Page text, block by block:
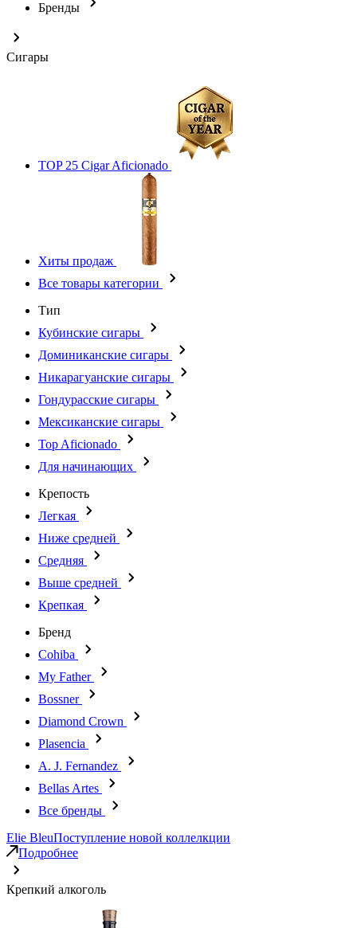
Бренды
Сигары
TOP 25 Cigar Aficionado
Хиты продаж
Все товары категории
Тип
Кубинские сигары
Доминиканские сигары
Никарагуанские сигары
Гондурасские сигары
Мексиканские сигары
Top Aficionado
Для начинающих
Крепость
Легкая
Ниже средней
Средняя
Выше средней
Крепкая
Бренд
Cohiba
My Father
Bossner
Diamond Crown
Plasencia
A. J. Fernandez
Bellas Artes
Все бренды
Elie BleuПоступление новой коллелкции
Подробнее
Крепкий алкоголь